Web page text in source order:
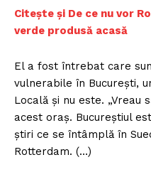
Citește și De ce nu vor
verde produsă acasă
El a fost întrebat care
vulnerabile în Bucureşti,
Locală şi nu este. „Vreau
acest oraş. Bucureştiul
ştiri ce se întâmplă în
Rotterdam. (…)